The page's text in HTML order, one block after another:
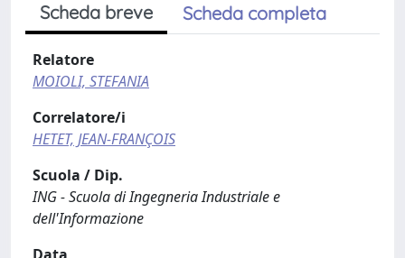
Scheda breve Scheda completa
Relatore
MOIOLI, STEFANIA
Correlatore/i
HETET, JEAN-FRANÇOIS
Scuola / Dip.
ING - Scuola di Ingegneria Industriale e
dell'Informazione